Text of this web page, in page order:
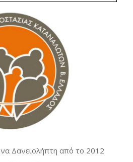
Δανειολήπτη από το 2012